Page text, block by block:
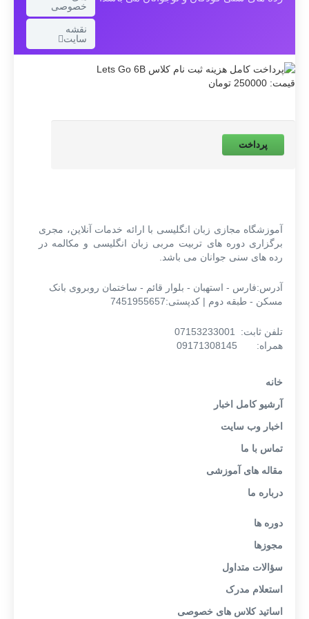
خصوصی
نقشه
سایت
قیمت: 250000 تومان
پرداخت
آموزشگاه مجازی زبان انگلیسی با ارائه خدمات آنلاین، مجری
برگزاری دوره های تربیت مربی زبان انگلیسی و مکالمه در
رده های سنی جوانان می باشد.
آدرس:فارس - استهبان - بلوار قائم - ساختمان روبروی بانک
مسکن - طبقه دوم | کدپستی:7451955657
تلفن ثابت: 07153233001
همراه: 09171308145
خانه
آرشیو کامل اخبار
اخبار وب سایت
تماس با ما
مقاله های آموزشی
درباره ما
دوره ها
مجوزها
سؤالات متداول
استعلام مدرک
اساتید کلاس های خصوصی